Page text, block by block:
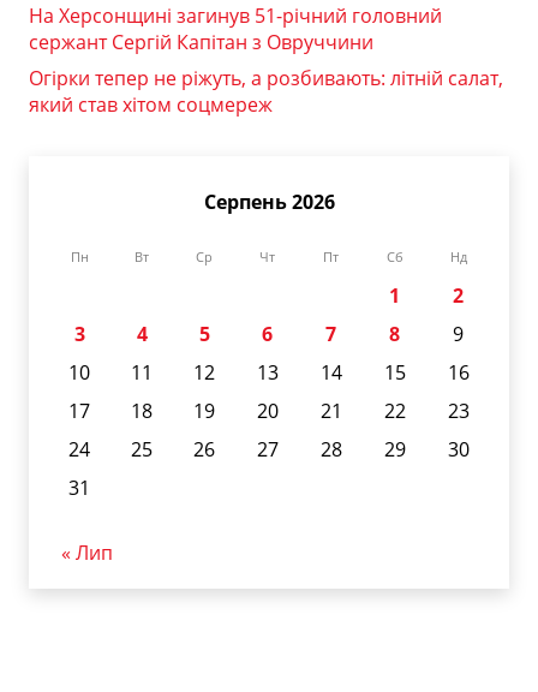
На Херсонщині загинув 51-річний головний
сержант Сергій Капітан з Овруччини
Огірки тепер не ріжуть, а розбивають: літній салат,
який став хітом соцмереж
Серпень 2026
Пн Вт Ср Чт Пт Сб Нд
1
2
3
4 5 6 7 8
9
10
11 12 13 14 15
16
17
18 19 20 21 22
23
24
25 26 27 28 29
30
31
« Лип